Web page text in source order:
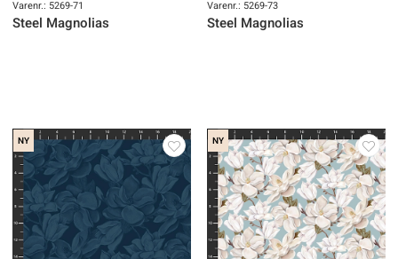
Varenr.: 5269-71
Steel Magnolias
Varenr.: 5269-73
Steel Magnolias
NY NY